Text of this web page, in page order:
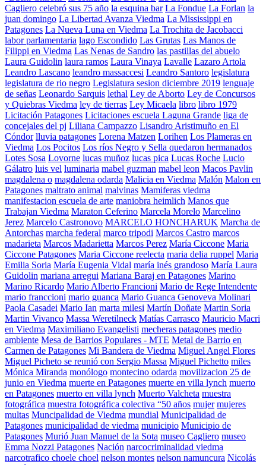
Cagliero celebró sus 75 año la esquina bar La Fondue La Forlan la
juan domingo La Libertad Avanza Viedma La Mississippi en
Patagones La Nueva Luna en Viedma La Trochita de Jacobacci
labor parlamentaria lago Escondido Las Grutas Las Manos de
Filippi en Viedma Las Nenas de Sandro las pastillas del abuelo
Laura Guidolin laura ramos Laura Vinaya Lavalle Lazaro Artola
Leandro Lascano leandro massaccesi Leandro Santoro legislatura
legislatura de rio negro Legislatura sesion diciembre 2019 lenguaje
de señas Leonardo Sarquis lethal Ley de Aborto Ley de Concursos
y Quiebras Viedma ley de tierras Ley Micaela libro libro 1979
Licitación Patagones Licitaciones escuela Laguna Grande liga de
concejales del pj Liliana Campazzo Lisandro Aristimuño en El
Cóndor lluvia patagones Lorena Matzen Lorihen Los Plameras en
Viedma Los Pocitos Los ríos Negro y Sella quedaron hermanados
Lotes Sosa Lovorne lucas muñoz lucas pica Lucas Roche Lucio
Gálatro luis vel luminaria mabel guzman mabel leon Macos Pavlin
magdalena o magdalena odarda Malicia en Viedma Malón Malon en
Patagones maltrato animal malvinas Mamiferas viedma
manifestacion escuela de arte maniobra heimlich Manos que
Trabajan Viedma Maraton Ceferino Marcela Morelo Marcelino
Jerez Marcelo Castronovo MARCELO HONCHARUK Marcha de
Antorchas marcha federal marco tripodi Marcos Castro marcos
madarieta Marcos Madarietta Marcos Perez María Ciccone Maria
Ciccone Patagones Maria Ciccone reelecta maria delia ruppel Maria
Emilia Soria María Eugenia Vidal maría inés grandoso María Laura
Guidolin mariana arregui Mariana Baraj en Patagones Marino
Marino Ricardo Mario Alberto Francioni Mario de Rege Intendente
mario franccioni mario guanca Mario Guanca Genoveva Molinari
Paola Casadei Mario Ian marta milesi Martín Doñate Martin Soria
Martin Vivanco Massa Weretilneck Matías Carrasco Mauricio Macri
en Viedma Maximiliano Evangelisti mecheras patagones medio
ambiente Mesa de Barrios Populares - MTE Metal de Barrio en
Carmen de Patagones Mi Bandera de Viedma Miguel Angel Flores
Miguel Picheto se reunió con Sergio Massa Miguel Pichetto miles
Mónica Miranda monólogo montecino odarda movilizacion 25 de
junio en Viedma muerte en Patagones muerte en villa lynch muerto
en Patagones muerto en villa lynch Muerto Valcheta muestra
fotográfica muestra fotográfica colectiva “50 años mujer mujeres
multas Muncipalidad de Viedma mundial Municipalidad de
Patagones municipalidad de viedma municipio Municipio de
Patagones Murió Juan Manuel de la Sota museo Cagliero museo
Emma Nozzi Patagones Nación narcocriminalidad viedma
narcotrafico choele choel nelson montes nelson namuncura Nicolás